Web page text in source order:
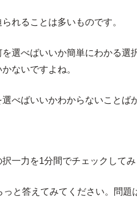
れることは多いものです。
選べばいいか簡単にわかる選
ないですよね。
べばいいかわからないことば
一力を1分間でチェックしてみ
っと答えてみてください。問